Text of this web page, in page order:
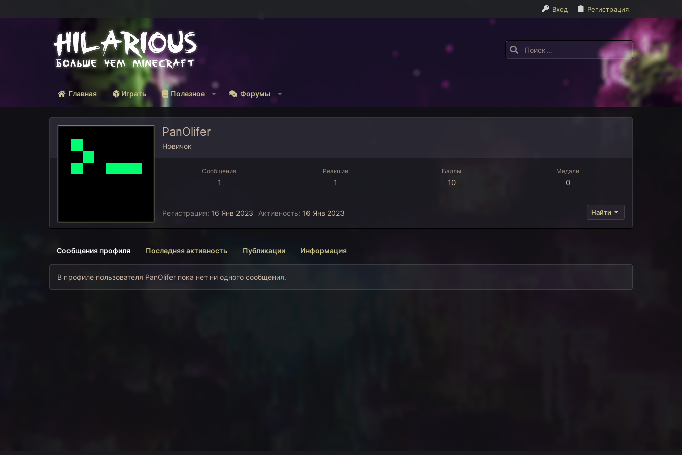
Вход Регистрация
Главная Играть Полезное Форумы
PanOlifer
Новичок
Сообщения
1
Реакции
1
Баллы
10
Медали
0
Регистрация 16 Янв 2023 Активность 16 Янв 2023 Найти
Сообщения профиля Последняя активность Публикации Информация
В профиле пользователя PanOlifer пока нет ни одного сообщения.